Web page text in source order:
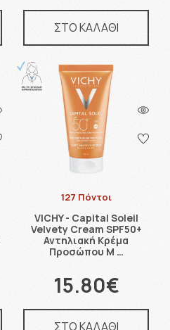
ΣΤΟ ΚΑΛΑΘΙ
127 Πόντοι
VICHY - Capital Soleil
Velvety Cream SPF50+
Αντηλιακή Κρέμα
Προσώπου Μ …
15.80€
ΣΤΟ ΚΑΛΑΘΙ